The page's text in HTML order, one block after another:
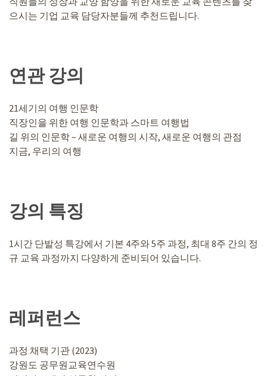
으시는 기업 교육 담당자분들께 추천드립니다.
연관 강의
21세기의 여행 인문학
직장인을 위한 여행 인문학과 스마트 여행법
길 위의 인문학 – 새로운 여행의 시작, 새로운 여행의 관점
지금, 우리의 여행
강의 특징
1시간 단발성 특강에서 기본 4주와 5주 과정, 최대 8주 간의 정
규 교육 과정까지 다양하게 준비되어 있습니다. ​
레퍼런스
과정 채택 기관 (2023)
강원도 공무원교육연수원